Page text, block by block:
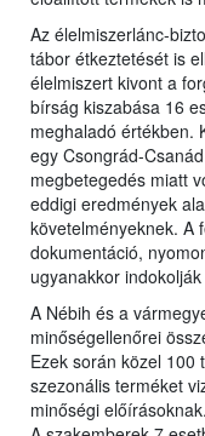
Az élelmiszerlánc-
tábor étkeztetését is
élelmiszert kivont a
bírság kiszabása 16
meghaladó értékben.
egy Csongrád-
megbetegedés miatt
eddigi eredmények
követelményeknek. A
dokumentáció,
ugyanakkor
A Nébih és a
minőségellenőrei
Ezek során közel 100
szezonális terméket
minőségi előírásoknak.